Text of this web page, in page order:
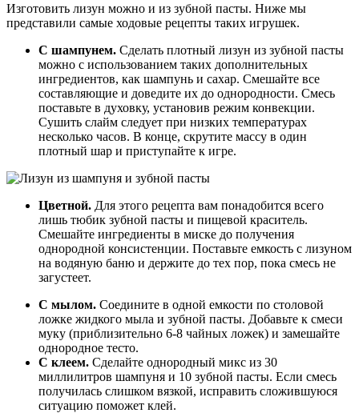
Изготовить лизун можно и из зубной пасты. Ниже мы
представили самые ходовые рецепты таких игрушек.
С шампунем. Сделать плотный лизун из зубной пасты
можно с использованием таких дополнительных
ингредиентов, как шампунь и сахар. Смешайте все
составляющие и доведите их до однородности. Смесь
поставьте в духовку, установив режим конвекции.
Сушить слайм следует при низких температурах
несколько часов. В конце, скрутите массу в один
плотный шар и приступайте к игре.
Цветной. Для этого рецепта вам понадобится всего
лишь тюбик зубной пасты и пищевой краситель.
Смешайте ингредиенты в миске до получения
однородной консистенции. Поставьте емкость с лизуном
на водяную баню и держите до тех пор, пока смесь не
загустеет.
С мылом. Соедините в одной емкости по столовой
ложке жидкого мыла и зубной пасты. Добавьте к смеси
муку (приблизительно 6-8 чайных ложек) и замешайте
однородное тесто.
С клеем. Сделайте однородный микс из 30
миллилитров шампуня и 10 зубной пасты. Если смесь
получилась слишком вязкой, исправить сложившуюся
ситуацию поможет клей.